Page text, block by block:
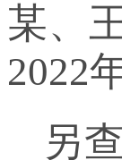
某、
2022
另